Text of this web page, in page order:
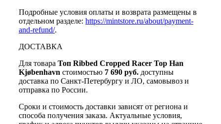
Подробные условия оплаты и возврата размещены в
отдельном разделе: https://mintstore.ru/about/payment-
and-refund/.
ДОСТАВКА
Для товара Топ Ribbed Cropped Racer Top Han
Kjøbenhavn стоимостью 7 690 руб. доступны
доставка по Санкт-Петербургу и ЛО, самовывоз и
отправка по России.
Сроки и стоимость доставки зависят от региона и
способа получения заказа. Актуальные условия,